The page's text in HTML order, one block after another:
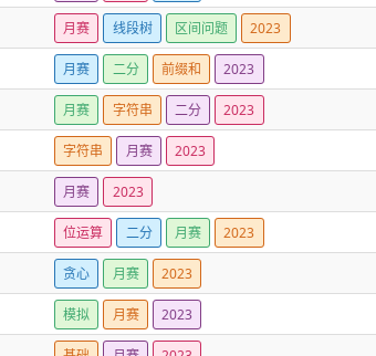
月赛 线段树 区间问题 2023
月赛 二分 前缀和 2023
月赛 字符串 二分 2023
字符串 月赛 2023
月赛 2023
位运算 二分 月赛 2023
贪心 月赛 2023
模拟 月赛 2023